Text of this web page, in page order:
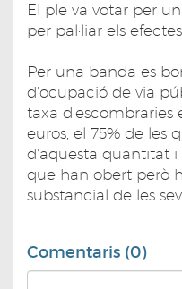
El ple va votar per
per pal·liar els
Per una banda es
d'ocupació de via
taxa d'escombraries
euros, el 75% de les
d'aquesta quantitat i
que han obert però
substancial de les
Comentaris (0)